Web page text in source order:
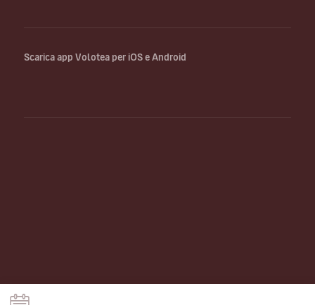
Scarica app Volotea per iOS e Android